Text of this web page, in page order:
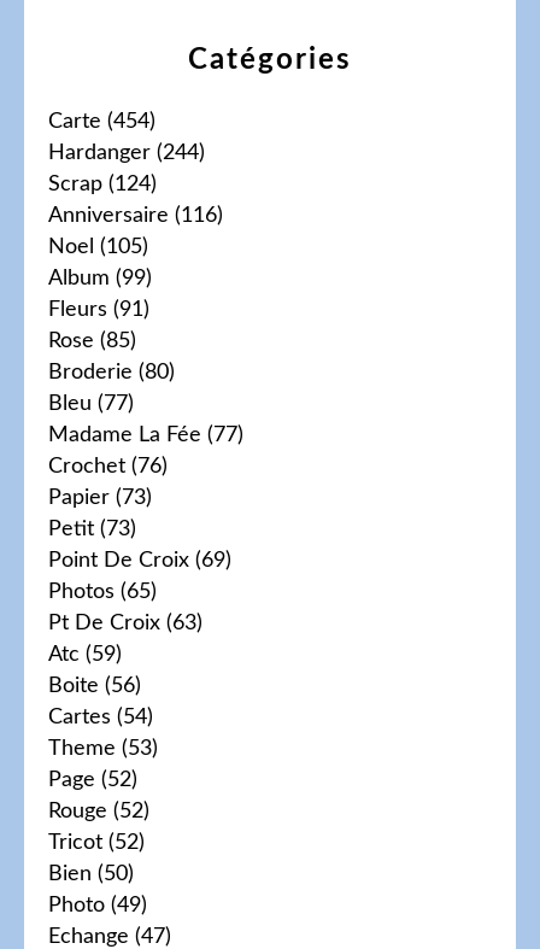
Catégories
Carte (454)
Hardanger (244)
Scrap (124)
Anniversaire (116)
Noel (105)
Album (99)
Fleurs (91)
Rose (85)
Broderie (80)
Bleu (77)
Madame La Fée (77)
Crochet (76)
Papier (73)
Petit (73)
Point De Croix (69)
Photos (65)
Pt De Croix (63)
Atc (59)
Boite (56)
Cartes (54)
Theme (53)
Page (52)
Rouge (52)
Tricot (52)
Bien (50)
Photo (49)
Echange (47)